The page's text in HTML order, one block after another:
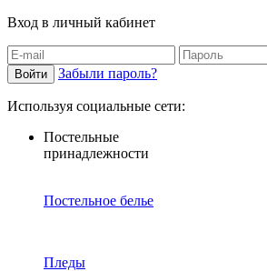
Вход в личный кабинет
Забыли пароль?
Используя социальные сети:
Постельные
принадлежности
Постельное белье
Пледы